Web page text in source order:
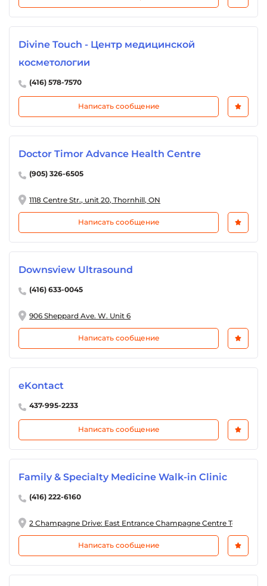
Divine Touch - Центр медицинской
косметологии
(416) 578-7570
Написать сообщение
Doctor Timor Advance Health Centre
(905) 326-6505
1118 Centre Str., unit 20, Thornhill, ON
Написать сообщение
Downsview Ultrasound
(416) 633-0045
906 Sheppard Ave. W. Unit 6
Написать сообщение
eKontact
437-995-2233
Написать сообщение
Family & Specialty Medicine Walk-in Clinic
(416) 222-6160
2 Champagne Drive: East Entrance Champagne Centre Toronto,
Написать сообщение